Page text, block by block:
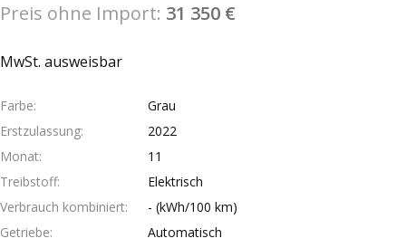
Preis ohne Import: 31 350 €
MwSt. ausweisbar
Farbe
Grau
Erstzulassung
2022
Monat
11
Treibstoff
Elektrisch
Verbrauch kombiniert
- (kWh/100 km)
Getriebe
Automatisch